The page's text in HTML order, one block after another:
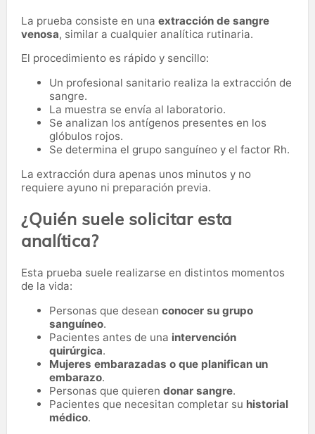
La prueba consiste en una extracción de sangre
venosa, similar a cualquier analítica rutinaria.
El procedimiento es rápido y sencillo:
Un profesional sanitario realiza la extracción de
sangre.
La muestra se envía al laboratorio.
Se analizan los antígenos presentes en los
glóbulos rojos.
Se determina el grupo sanguíneo y el factor Rh.
La extracción dura apenas unos minutos y no
requiere ayuno ni preparación previa.
¿Quién suele solicitar esta
analítica?
Esta prueba suele realizarse en distintos momentos
de la vida:
Personas que desean conocer su grupo
sanguíneo.
Pacientes antes de una intervención
quirúrgica.
Mujeres embarazadas o que planifican un
embarazo.
Personas que quieren donar sangre.
Pacientes que necesitan completar su historial
médico.